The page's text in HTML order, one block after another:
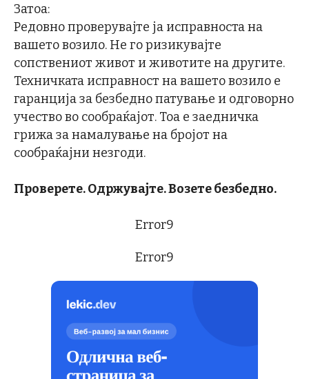
Затоа:
Редовно проверувајте ја исправноста на
вашето возило. Не го ризикувајте
сопствениот живот и животите на другите.
Техничката исправност на вашето возило е
гаранција за безбедно патување и одговорно
учество во сообраќајот. Тоа е заедничка
грижа за намалување на бројот на
сообраќајни незгоди.
Проверете. Одржувајте. Возете безбедно.
Error9
Error9